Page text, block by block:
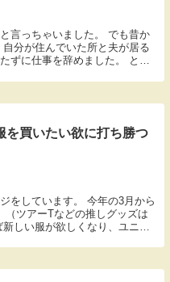
言っちゃいました。 でも昔か
分が住んでいた所と夫が居る
ずに仕事を辞めました。 と言
を買いたい欲に打ち勝つ
をしています。 今年の3月から
（ツアーTなどの推しグッズは
しい服が欲しくなり、ユニク